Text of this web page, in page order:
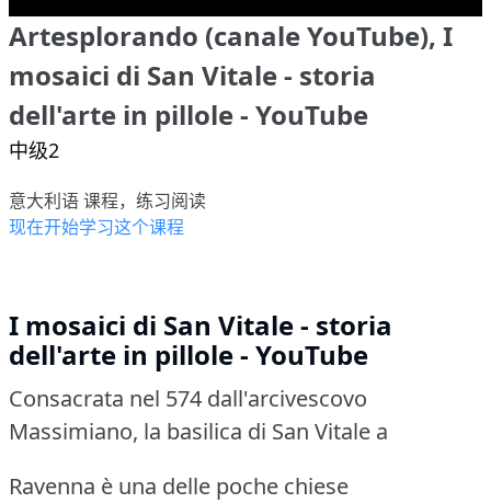
Artesplorando (canale YouTube), I
mosaici di San Vitale - storia
dell'arte in pillole - YouTube
中级2
意大利语 课程，练习阅读
现在开始学习这个课程
I mosaici di San Vitale - storia
dell'arte in pillole - YouTube
Consacrata nel 574 dall'arcivescovo
Massimiano, la basilica di San Vitale a
Ravenna è una delle poche chiese